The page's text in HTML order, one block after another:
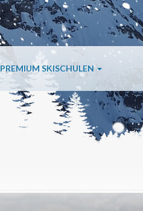
PREMIUM SKISCHULEN